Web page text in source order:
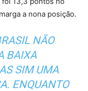
a nona posição.
NÃO
BAIXA
SIM UMA
ENQUANTO